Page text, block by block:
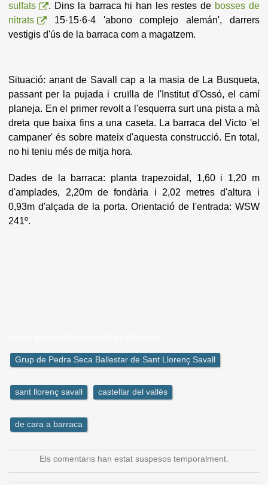
sulfats
. Dins la barraca hi han les restes de bosses de
nitrats
15·15·6·4 'abono complejo alemán', darrers
vestigis d'ús de la barraca com a magatzem.
Situació: anant de Savall cap a la masia de La Busqueta,
passant per la pujada i cruïlla de l'Institut d'Ossó, el camí
planeja. En el primer revolt a l'esquerra surt una pista a mà
dreta que baixa fins a una caseta. La barraca del Victo 'el
campaner' és sobre mateix d'aquesta construcció. En total,
no hi teniu més de mitja hora.
Dades de la barraca: planta trapezoidal, 1,60 i 1,20 m
d'amplades, 2,20m de fondària i 2,02 metres d'altura i
0,93m d'alçada de la porta. Orientació de l'entrada: WSW
241º.
Grup de Pedra Seca Ballestar de Sant Llorenç Savall
sant llorenç savall castellar del vallès
de cara a barraca
Els comentaris han estat suspesos temporalment.